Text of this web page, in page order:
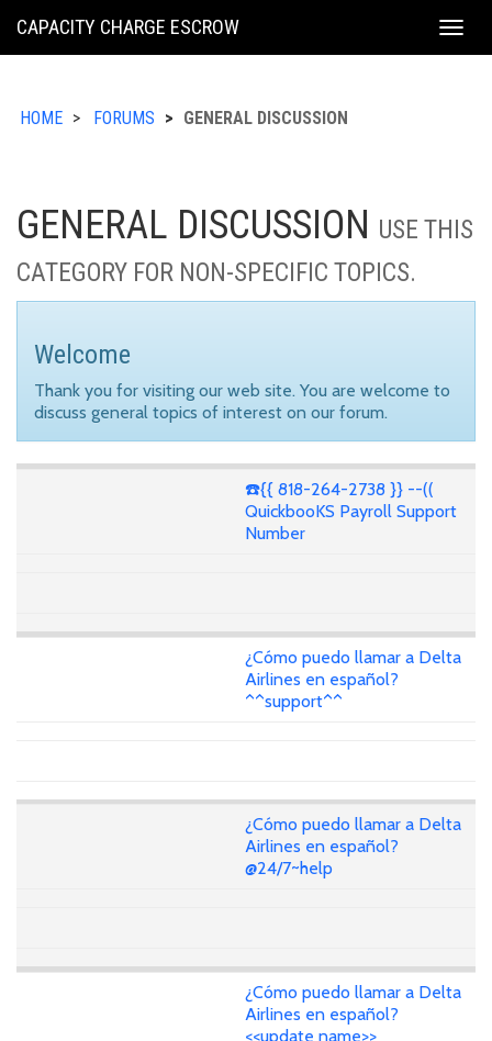
KING
CAPACITY CHARGE ESCROW
HOME FORUMS GENERAL DISCUSSION
GENERAL DISCUSSION USE THIS
CATEGORY FOR NON-SPECIFIC TOPICS.
Welcome
Thank you for visiting our web site. You are welcome to
discuss general topics of interest on our forum.
☎️{{ 818-264-2738 }} --((
QuickbooKS Payroll Support
Number
¿Cómo puedo llamar a Delta
Airlines en español?
^^support^^
¿Cómo puedo llamar a Delta
Airlines en español?
@24/7~help
¿Cómo puedo llamar a Delta
Airlines en español?
<<update name>>